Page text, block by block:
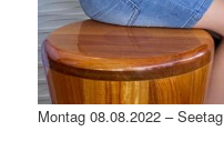
Montag 08.08.2022 – Seetag